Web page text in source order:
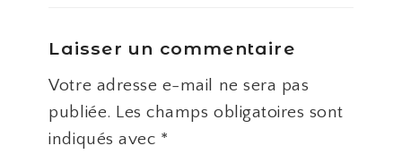
Laisser un commentaire
Votre adresse e-mail ne sera pas
publiée. Les champs obligatoires sont
indiqués avec *